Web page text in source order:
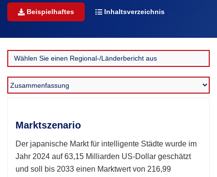
Beispielhaftes Inhaltsverzeichnis
Marktszenario
Der japanische Markt für intelligente Städte wurde im
Jahr 2024 auf 63,15 Milliarden US-Dollar geschätzt
und soll bis 2033 einen Marktwert von 216,99